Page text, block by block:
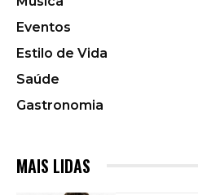
Eventos
Estilo de Vida
Saúde
Gastronomia
MAIS LIDAS